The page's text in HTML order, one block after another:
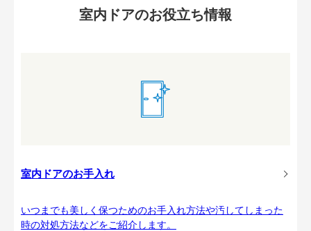
室内ドアのお役立ち情報
室内ドアのお手入れ
いつまでも美しく保つためのお手入れ方法や汚してしまった
時の対処方法などをご紹介します。